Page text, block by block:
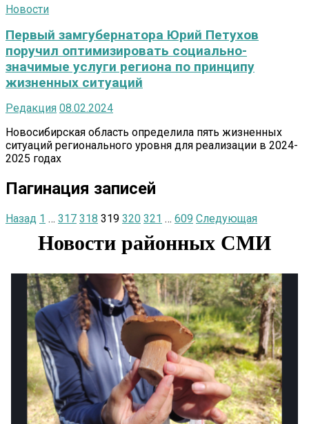
Новости
Первый замгубернатора Юрий Петухов
поручил оптимизировать социально-
значимые услуги региона по принципу
жизненных ситуаций
Редакция 08.02.2024
Новосибирская область определила пять жизненных
ситуаций регионального уровня для реализации в 2024-
2025 годах
Пагинация записей
Назад 1 … 317 318 319 320 321 … 609 Следующая